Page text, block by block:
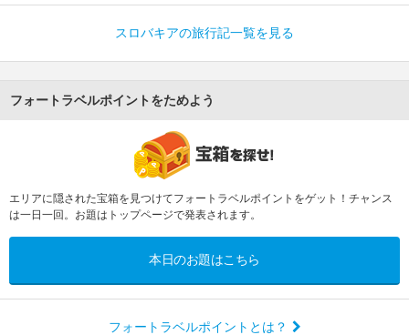
スロバキアの旅行記一覧を見る
フォートラベルポイントをためよう
エリアに隠された宝箱を見つけてフォートラベルポイントをゲット！チャンス
は一日一回。お題はトップページで発表されます。
本日のお題はこちら
フォートラベルポイントとは？